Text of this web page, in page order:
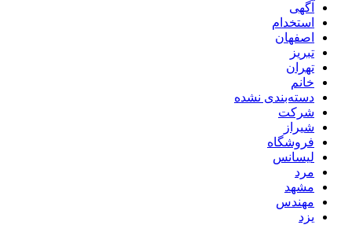
آگهی
استخدام
اصفهان
تبریز
تهران
خانم
دسته‌بندی نشده
شرکت
شیراز
فروشگاه
لیسانس
مرد
مشهد
مهندس
یزد